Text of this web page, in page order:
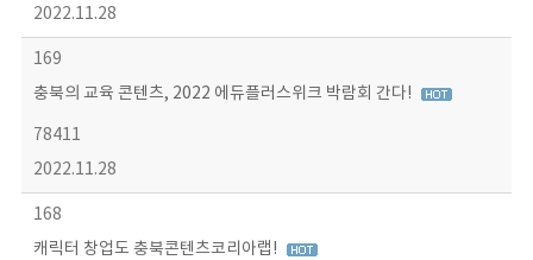
2022.11.28
169
충북의 교육 콘텐츠, 2022 에듀플러스위크 박람회 간다!
78411
2022.11.28
168
캐릭터 창업도 충북콘텐츠코리아랩!